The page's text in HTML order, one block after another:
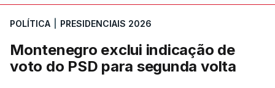
POLÍTICA PRESIDENCIAIS 2026
Montenegro exclui indicação de
voto do PSD para segunda volta